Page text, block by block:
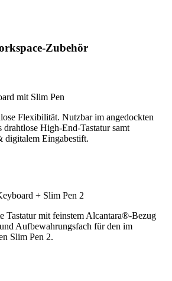
Zubehör
mit Slim Pen
Flexibilität. Nutzbar im angedockten
drahtlose High-End-Tastatur samt
digitalem Eingabestift.
+ Slim Pen 2
Tastatur mit feinstem Alcantara®-Bezug
Aufbewahrungsfach für den im
Slim Pen 2.